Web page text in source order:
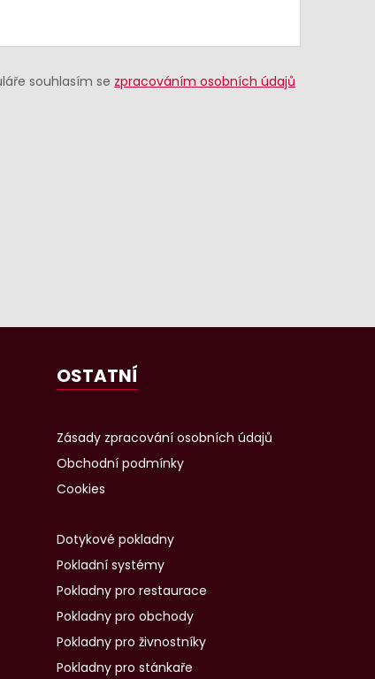
souhlasím se zpracováním osobních údajů
OSTATNÍ
Zásady zpracování osobních údajů
Obchodní podmínky
Cookies
Dotykové pokladny
Pokladní systémy
Pokladny pro restaurace
Pokladny pro obchody
Pokladny pro živnostníky
Pokladny pro stánkaře